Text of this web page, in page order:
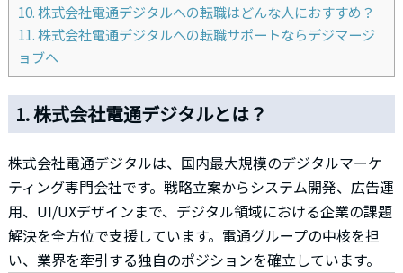
10. 株式会社電通デジタルへの転職はどんな人におすすめ？
11. 株式会社電通デジタルへの転職サポートならデジマージ
ョブへ
1. 株式会社電通デジタルとは？
株式会社電通デジタルは、国内最大規模のデジタルマーケ
ティング専門会社です。戦略立案からシステム開発、広告運
用、UI/UXデザインまで、デジタル領域における企業の課題
解決を全方位で支援しています。電通グループの中核を担
い、業界を牽引する独自のポジションを確立しています。